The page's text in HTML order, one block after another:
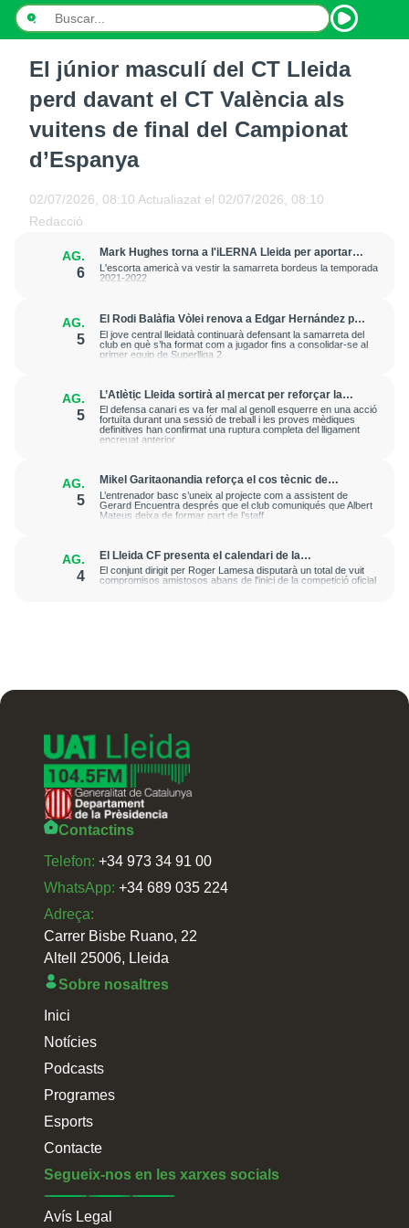
NOTÍCIES
PROGRAMES
CONTACTE
El júnior masculí del CT Lleida
perd davant el CT València als
vuitens de final del Campionat
d’Espanya
02/07/2026, 08:10 Actualiazat el 02/07/2026, 08:10
Redacció
AG.
6
Mark Hughes torna a l'iLERNA Lleida per aportar
amenaça exterior
L'escorta americà va vestir la samarreta bordeus la temporada
2021-2022
AG.
5
El Rodi Balàfia Vòlei renova a Edgar Hernández per
a la temporada 2026-2027
El jove central lleidatà continuarà defensant la samarreta del
club en què s’ha format com a jugador fins a consolidar-se al
primer equip de Superlliga 2
AG.
5
L’Atlètic Lleida sortirà al mercat per reforçar la
posició de central després de la greu lesió que ha
patit Cristian Abreu
El defensa canari es va fer mal al genoll esquerre en una acció
fortuïta durant una sessió de treball i les proves mèdiques
definitives han confirmat una ruptura completa del lligament
encreuat anterior
AG.
5
Mikel Garitaonandia reforça el cos tècnic de
l'iLERNA Lleida de cara a la propera temporada
L’entrenador basc s’uneix al projecte com a assistent de
Gerard Encuentra després que el club comuniqués que Albert
Mateus deixa de formar part de l’staff
AG.
4
El Lleida CF presenta el calendari de la
pretemporada 2026-2027 amb un homenatge a
Antoni Palau
El conjunt dirigit per Roger Lamesa disputarà un total de vuit
compromisos amistosos abans de l'inici de la competició oficial
Contactins
Telefon: +34 973 34 91 00
WhatsApp: +34 689 035 224
Adreça:
Carrer Bisbe Ruano, 22
Altell 25006, Lleida
Sobre nosaltres
Inici
Notícies
Podcasts
Programes
Esports
Contacte
Segueix-nos en les xarxes socials
Avís Legal